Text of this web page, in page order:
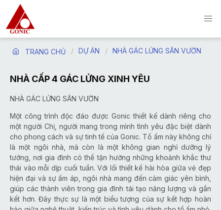
TRANG CHỦ DỰ ÁN NHÀ GÁC LỬNG SÂN VƯỜN
NHÀ CẤP 4 GÁC LỬNG XINH YÊU
NHÀ GÁC LỬNG SÂN VƯỜN
Một công trình độc đáo được Gonic thiết kế dành riêng cho
một người Chị, người mang trong mình tình yêu đặc biệt dành
cho phong cách và sự tinh tế của Gonic. Tổ ấm này không chỉ
là một ngôi nhà, mà còn là một không gian nghỉ dưỡng lý
tưởng, nơi gia đình có thể tận hưởng những khoảnh khắc thư
thái vào mỗi dịp cuối tuần. Với lối thiết kế hài hòa giữa vẻ đẹp
hiện đại và sự ấm áp, ngôi nhà mang đến cảm giác yên bình,
giúp các thành viên trong gia đình tái tạo năng lượng và gắn
kết hơn. Đây thực sự là một biểu tượng của sự kết hợp hoàn